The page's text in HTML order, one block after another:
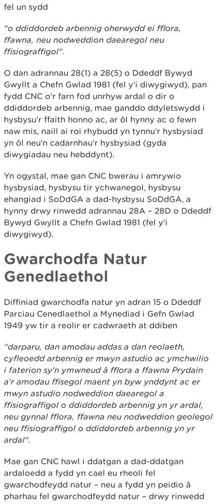
fel un sydd
"o ddiddordeb arbennig oherwydd ei fflora,
ffawna, neu nodweddion daearegol neu
ffisiograffigol".
O dan adrannau 28(1) a 28(5) o Ddeddf Bywyd
Gwyllt a Chefn Gwlad 1981 (fel y’i diwygiwyd), pan
fydd CNC o'r farn fod unrhyw ardal o dir o
ddiddordeb arbennig, mae ganddo ddyletswydd i
hysbysu'r ffaith honno ac, ar ôl hynny ac o fewn
naw mis, naill ai roi rhybudd yn tynnu'r hysbysiad
yn ôl neu'n cadarnhau'r hysbysiad (gyda
diwygiadau neu hebddynt).
Yn ogystal, mae gan CNC bwerau i amrywio
hysbysiad, hysbysu tir ychwanegol, hysbysu
ehangiad i SoDdGA a dad-hysbysu SoDdGA, a
hynny drwy rinwedd adrannau 28A – 28D o Ddeddf
Bywyd Gwyllt a Chefn Gwlad 1981 (fel y'i
diwygiwyd).
Gwarchodfa Natur
Genedlaethol
Diffiniad gwarchodfa natur yn adran 15 o Ddeddf
Parciau Cenedlaethol a Mynediad i Gefn Gwlad
1949 yw tir a reolir er cadwraeth at ddiben
“darparu, dan amodau addas a dan reolaeth,
cyfleoedd arbennig er mwyn astudio ac ymchwilio
i faterion sy'n ymwneud â fflora a ffawna Prydain
a'r amodau ffisegol maent yn byw ynddynt ac er
mwyn astudio nodweddion daearegol a
ffisiograffigol o ddiddordeb arbennig yn yr ardal,
neu gynnal fflora, ffawna neu nodweddion geolegol
neu ffisiograffigol o ddiddordeb arbennig yn yr
ardal".
Mae gan CNC hawl i ddatgan a dad-ddatgan
ardaloedd a fydd yn cael eu rheoli fel
gwarchodfeydd natur – neu a fydd yn peidio â
pharhau fel gwarchodfeydd natur – drwy rinwedd